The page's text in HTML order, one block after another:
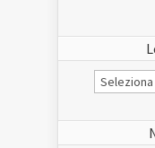
Le
Notizie